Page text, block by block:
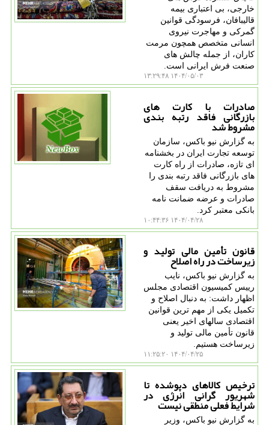
خارجی، بی اعتباری بیمه
قالیبافان، فرسودگی قوانین
گمرکی و مهاجرت نیروی
انسانی متخصص همچون مرمت
کاران، از جمله چالش های
صنعت فرش ایرانی است.
۱۴۰۴/۰۵/۰۳ ۱۳:۲۹:۴۸
صادرات با کارت های
بازرگانی فاقد رتبه بندی
مشروط شد
به گزارش نیو باکس، سازمان
توسعه تجارت ایران در بخشنامه
ای تازه، صادرات از راه کارت
های بازرگانی فاقد رتبه بندی را
مشروط به دریافت سقف
صادرات و عرضه ضمانت نامه
بانکی معتبر کرد.
۱۴۰۴/۰۴/۲۸ ۱۰:۴۴:۳۶
قانون تأمین مالی تولید و
زیرساخت در راه اصلاح
به گزارش نیو باکس، نایب
رییس کمیسیون اقتصادی مجلس
اظهار داشت: به دنبال اصلاح و
تکمیل یکی از مهم ترین قوانین
اقتصادی سالهای اخیر یعنی
قانون تأمین مالی تولید و
زیرساخت هستیم.
۱۴۰۴/۰۴/۲۵ ۱۱:۲۵:۲۰
ترخیص کالاهای دپوشده تا
شهریور گرانی انرژی در
شرایط فعلی منطقی نیست
به گزارش نیو باکس، وزیر